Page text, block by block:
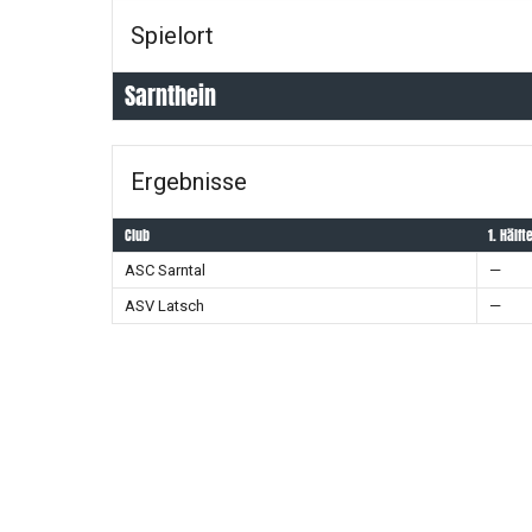
Spielort
Sarnthein
Ergebnisse
Club 1. Hälfte
ASC Sarntal —
ASV Latsch
—